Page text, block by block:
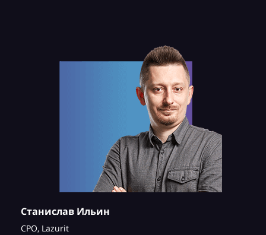
Станислав Ильин
CPO, Lazurit